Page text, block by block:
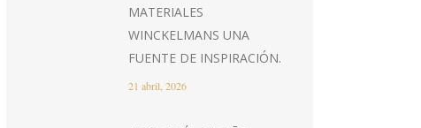
MATERIALES
WINCKELMANS UNA
FUENTE DE INSPIRACIÓN.
21 abril, 2026